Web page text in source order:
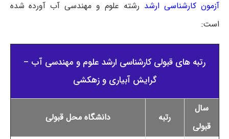
آزمون کارشناسی ارشد رشته علوم و مهندسی آب آورده شده
است:
رتبه های قبولی کارشناسی ارشد علوم و مهندسی آب –
گرایش آبیاری و زهکشی
سال
قبولی
رتبه دانشگاه محل قبولی